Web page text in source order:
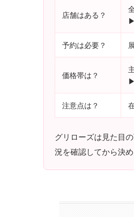
店舗はある？
▶
予約は必要？
価格帯は？
注意点は？
グリローズは見た目
況を確認してから決